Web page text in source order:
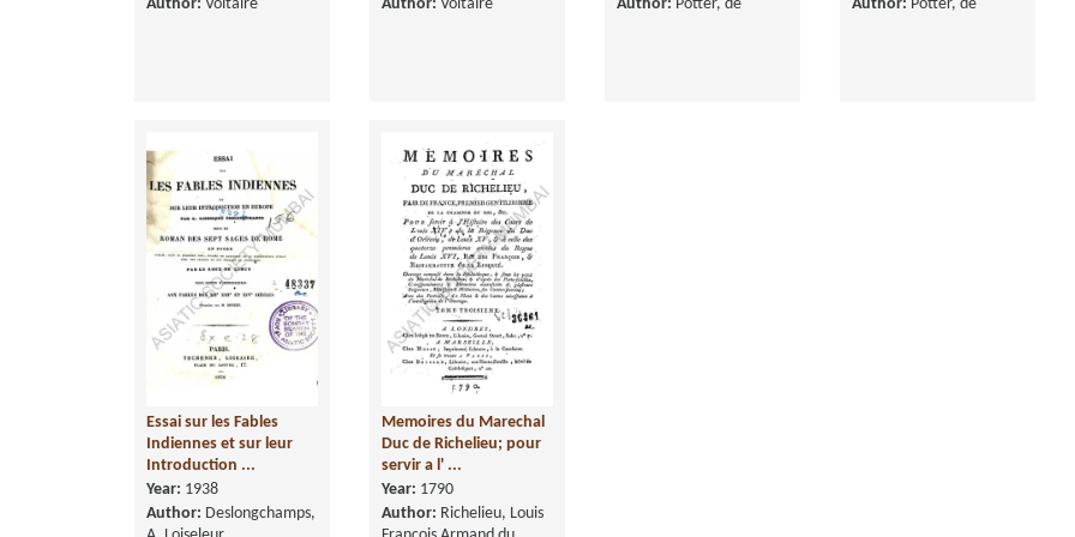
Author: Voltaire
Author: Voltaire
Author: Potter, de
Author: Potter, de
Essai sur les Fables
Indiennes et sur leur
Introduction ...
Year: 1938
Author: Deslongchamps,
Memoires du Marechal
Duc de Richelieu; pour
servir a l' ...
Year: 1790
Author: Richelieu, Louis